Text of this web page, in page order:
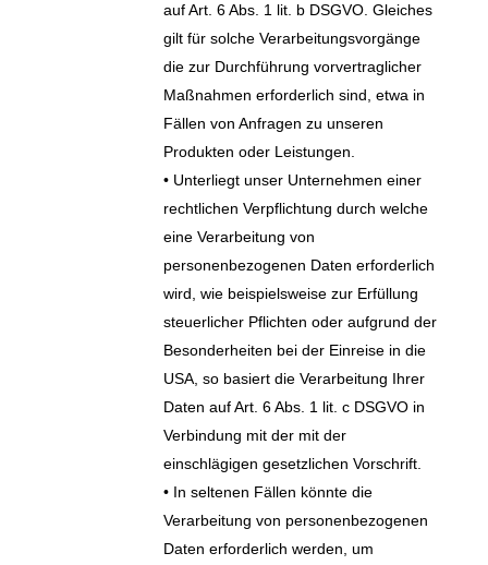
auf Art. 6 Abs. 1 lit. b DSGVO. Gleiches
gilt für solche Verarbeitungsvorgänge
die zur Durchführung vorvertraglicher
Maßnahmen erforderlich sind, etwa in
Fällen von Anfragen zu unseren
Produkten oder Leistungen.
• Unterliegt unser Unternehmen einer
rechtlichen Verpflichtung durch welche
eine Verarbeitung von
personenbezogenen Daten erforderlich
wird, wie beispielsweise zur Erfüllung
steuerlicher Pflichten oder aufgrund der
Besonderheiten bei der Einreise in die
USA, so basiert die Verarbeitung Ihrer
Daten auf Art. 6 Abs. 1 lit. c DSGVO in
Verbindung mit der mit der
einschlägigen gesetzlichen Vorschrift.
• In seltenen Fällen könnte die
Verarbeitung von personenbezogenen
Daten erforderlich werden, um